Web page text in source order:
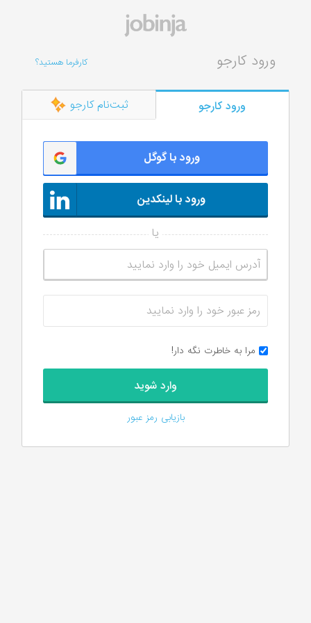
کارفرما هستید؟ ورود کارجو
ورود کارجو ثبت‌نام کارجو
ورود با گوگل
ورود با لینکدین
مرا به خاطرت نگه دار!
بازیابی رمز عبور